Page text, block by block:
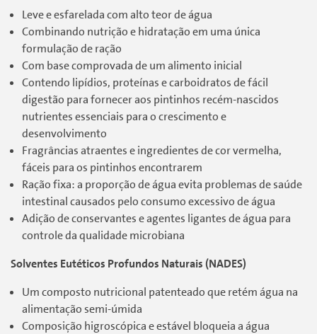
Leve e esfarelada com alto teor de água
Combinando nutrição e hidratação em uma única
formulação de ração
Com base comprovada de um alimento inicial
Contendo lipídios, proteínas e carboidratos de fácil
digestão para fornecer aos pintinhos recém-nascidos
nutrientes essenciais para o crescimento e
desenvolvimento
Fragrâncias atraentes e ingredientes de cor vermelha,
fáceis para os pintinhos encontrarem
Ração fixa: a proporção de água evita problemas de saúde
intestinal causados pelo consumo excessivo de água
Adição de conservantes e agentes ligantes de água para
controle da qualidade microbiana
Solventes Eutéticos Profundos Naturais (NADES)
Um composto nutricional patenteado que retém água na
alimentação semi-úmida
Composição higroscópica e estável bloqueia a água